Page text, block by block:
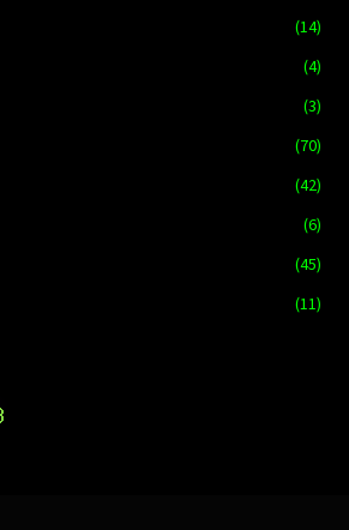
(14)
(4)
(3)
(70)
(42)
(6)
(45)
(11)